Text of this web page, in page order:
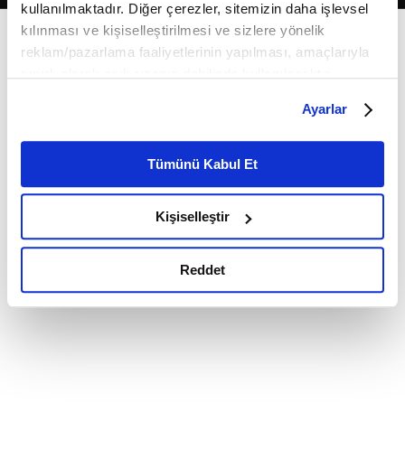
kullanılmaktadır. Diğer çerezler, sitemizin daha işlevsel
kılınması ve kişiselleştirilmesi ve sizlere yönelik
reklam/pazarlama faaliyetlerinin yapılması, amaçlarıyla
belirleyebilirsiniz. Çerezlere ilişkin detaylı bilgi için
Ayarlar butonuna tıklayabilir,Çerez Bilgilendirme
Metnimizi ziyaret edebilirsiniz.
6698 sayılı Kişisel Verilerin Korunması Kanunu uyarınca
okumak ve sitemizi ziyaretiniz kapsamında
gerçekleştirilen veri işleme faaliyetleri ile ilgili daha
detaylı bilgi almak için lütfentıklayınız.
Ayarlar
Tümünü Kabul Et
Kişiselleştir
Reddet